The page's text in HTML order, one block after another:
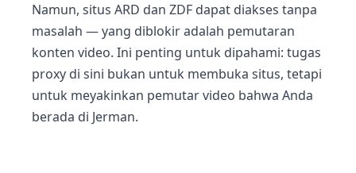
Namun, situs ARD dan ZDF dapat diakses tanpa
masalah — yang diblokir adalah pemutaran
konten video. Ini penting untuk dipahami: tugas
proxy di sini bukan untuk membuka situs, tetapi
untuk meyakinkan pemutar video bahwa Anda
berada di Jerman.